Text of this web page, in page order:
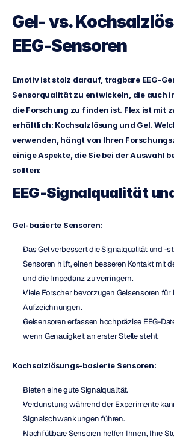
Gel- vs.
EEG-Sensoren
Emotiv ist stolz darauf, tragbare EEG-
Sensorqualität zu entwickeln, die auch
die Forschung zu finden ist. Flex ist mit
erhältlich: Kochsalzlösung und Gel.
verwenden, hängt von Ihren
einige Aspekte, die Sie bei der Auswahl
sollten:
EEG-Signalqualität
Gel-basierte Sensoren:
Das Gel verbessert die Signalqualität und -
Sensoren hilft, einen besseren Kontakt mit
und die Impedanz zu verringern.
Viele Forscher bevorzugen Gelsensoren für
Aufzeichnungen.
Gelsensoren erfassen hochpräzise EEG-
wenn Genauigkeit an erster Stelle steht.
Kochsalzlösungs-basierte Sensoren:
Bieten eine gute Signalqualität.
Verdunstung während der Experimente
Signalschwankungen führen.
Nachfüllbare Sensoren helfen Ihnen, Ihre